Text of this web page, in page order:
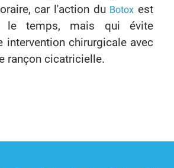
car l'action du Botox est
le temps, mais qui évite
intervention chirurgicale avec
rançon cicatricielle.